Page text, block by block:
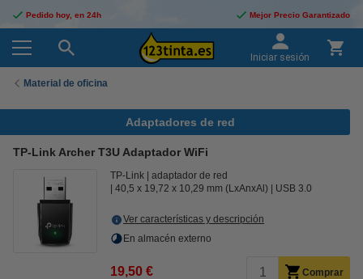
Pedido hoy, en 24h Mejor Precio Garantizado
Iniciar sesión
Material de oficina
Adaptadores de red
TP-Link Archer T3U Adaptador WiFi
TP-Link
adaptador de red
40,5 x 19,72 x 10,29 mm (LxAnxAl)
USB 3.0
Ver características y descripción
En almacén externo
19,50 € Comprar